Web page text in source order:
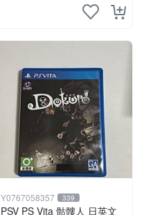
Y0767058357 339
PSV PS Vita 骷髏人 日英文